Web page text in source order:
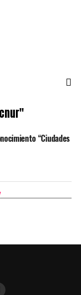
“Ciudades